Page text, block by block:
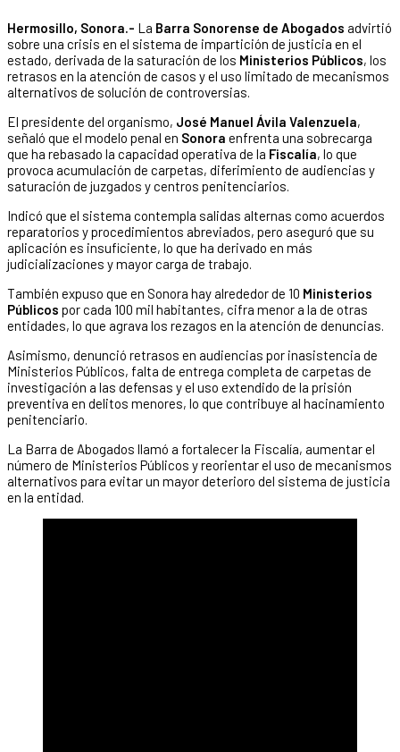
Hermosillo, Sonora.- La Barra Sonorense de Abogados advirtió
sobre una crisis en el sistema de impartición de justicia en el
estado, derivada de la saturación de los Ministerios Públicos, los
retrasos en la atención de casos y el uso limitado de mecanismos
alternativos de solución de controversias.
El presidente del organismo, José Manuel Ávila Valenzuela,
señaló que el modelo penal en Sonora enfrenta una sobrecarga
que ha rebasado la capacidad operativa de la Fiscalía, lo que
provoca acumulación de carpetas, diferimiento de audiencias y
saturación de juzgados y centros penitenciarios.
Indicó que el sistema contempla salidas alternas como acuerdos
reparatorios y procedimientos abreviados, pero aseguró que su
aplicación es insuficiente, lo que ha derivado en más
judicializaciones y mayor carga de trabajo.
También expuso que en Sonora hay alrededor de 10 Ministerios
Públicos por cada 100 mil habitantes, cifra menor a la de otras
entidades, lo que agrava los rezagos en la atención de denuncias.
Asimismo, denunció retrasos en audiencias por inasistencia de
Ministerios Públicos, falta de entrega completa de carpetas de
investigación a las defensas y el uso extendido de la prisión
preventiva en delitos menores, lo que contribuye al hacinamiento
penitenciario.
La Barra de Abogados llamó a fortalecer la Fiscalía, aumentar el
número de Ministerios Públicos y reorientar el uso de mecanismos
alternativos para evitar un mayor deterioro del sistema de justicia
en la entidad.